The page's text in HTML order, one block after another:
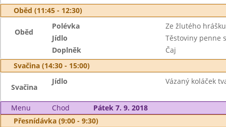
Oběd (11:45 - 12:30)
Oběd
Polévka
Ze žlutého
Jídlo
Těstoviny penne
Doplněk
Čaj
Svačina (14:30 - 15:00)
Svačina
Jídlo Vázaný koláček
Menu Chod
Pátek 7. 9. 2018
Přesnídávka (9:00 - 9:30)